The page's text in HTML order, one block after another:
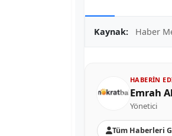
Kaynak: Haber
HABERIN
Emrah
Yönetici
Tüm Haberleri